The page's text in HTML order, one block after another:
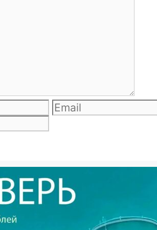
Email